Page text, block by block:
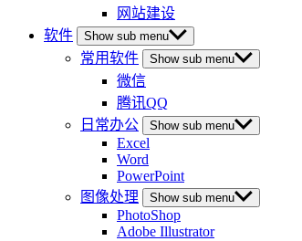
网站建设
软件
Show sub menu
常用软件 Show sub menu
微信
腾讯QQ
日常办公
Show sub menu
Excel
Word
PowerPoint
图像处理
Show sub menu
PhotoShop
Adobe Illustrator